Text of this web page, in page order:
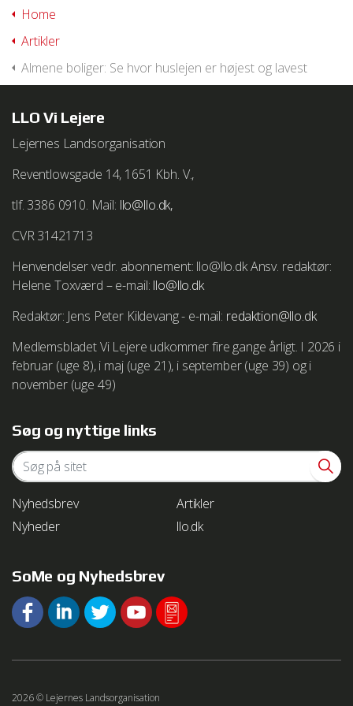
We work with
Home
Artikler
Almene boliger: Se hvor huslejen er højest og lavest
LLO Vi Lejere
Lejernes Landsorganisation
Reventlowsgade 14, 1651 Kbh. V.,
tlf. 3386 0910. Mail: llo@llo.dk,
CVR 31421713
Henvendelser vedr. abonnement: llo@llo.dk Ansv. redaktør:
Helene Toxværd – e-mail: llo@llo.dk
Redaktør: Jens Peter Kildevang - e-mail: redaktion@llo.dk
Medlemsbladet Vi Lejere udkommer fire gange årligt. I 2026 i
februar (uge 8), i maj (uge 21), i september (uge 39) og i
november (uge 49)
Søg og nyttige links
Nyhedsbrev
Artikler
Nyheder
llo.dk
SoMe og Nyhedsbrev
2026 © Lejernes Landsorganisation